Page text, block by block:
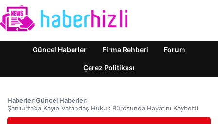
Güncel Haberler Firma Rehberi Forum
Çerez Politikası
Haberler›Güncel Haberler›
Şanlıurfa’da Kayıp Vatandaş Hukuk Bürosunda Hayatını Kaybetti